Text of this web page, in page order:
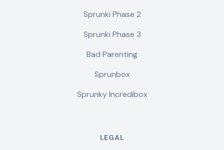
Sprunki Phase 2
Sprunki Phase 3
Bad Parenting
Sprunbox
Sprunky Incredibox
LEGAL